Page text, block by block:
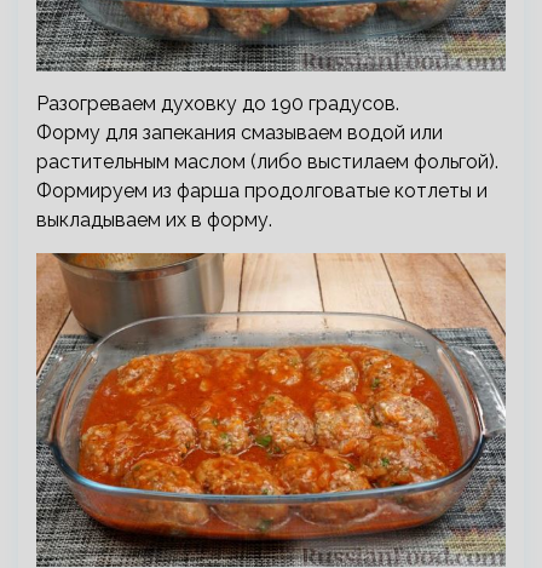
Разогреваем духовку до 190 градусов.
Форму для запекания смазываем водой или
растительным маслом (либо выстилаем фольгой).
Формируем из фарша продолговатые котлеты и
выкладываем их в форму.